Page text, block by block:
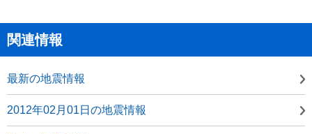
関連情報
最新の地震情報
2012年02月01日の地震情報